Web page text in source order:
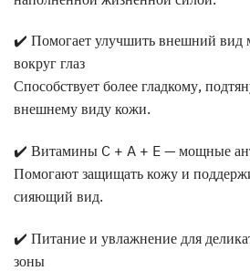
✔️ Помогает улучшить внешний вид
вокруг глаз
Способствует более гладкому,
внешнему виду кожи.
✔️ Витамины C + A + E — мощные
Помогают защищать кожу и
сияющий вид.
✔️ Питание и увлажнение для
зоны